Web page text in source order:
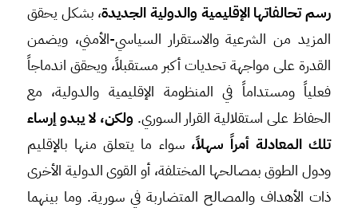
رسم تحالفاتها الإقليمية والدولية الجديدة، بشكل يحقق
المزيد من الشرعية والاستقرار السياسي-الأمني، ويضمن
القدرة على مواجهة تحديات أكبر مستقبلاً، ويحقق اندماجاً
فعلياً ومستداماً في المنظومة الإقليمية والدولية، مع
الحفاظ على استقلالية القرار السوري. ولكن، لا يبدو إرساء
تلك المعادلة أمراً سهلاً، سواء ما يتعلق منها بالإقليم
ودول الطوق بمصالحها المختلفة، أو القوى الدولية الأخرى
ذات الأهداف والمصالح المتضاربة في سورية. وما بينهما